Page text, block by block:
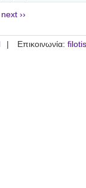
next ››
Επικοινωνία: